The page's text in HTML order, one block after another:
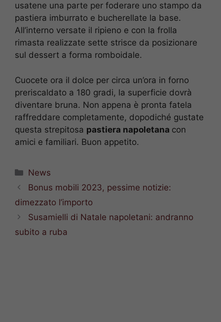
usatene una parte per foderare uno stampo da
pastiera imburrato e bucherellate la base.
All’interno versate il ripieno e con la frolla
rimasta realizzate sette strisce da posizionare
sul dessert a forma romboidale.
Cuocete ora il dolce per circa un’ora in forno
preriscaldato a 180 gradi, la superficie dovrà
diventare bruna. Non appena è pronta fatela
raffreddare completamente, dopodiché gustate
questa strepitosa pastiera napoletana con
amici e familiari. Buon appetito.
Categorie
News
Bonus mobili 2023, pessime notizie:
dimezzato l’importo
Susamielli di Natale napoletani: andranno
subito a ruba